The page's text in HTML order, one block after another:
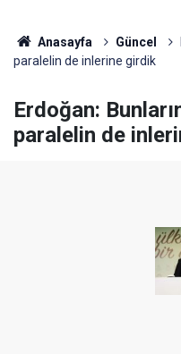
Anasayfa Güncel
paralelin de inlerine girdik
Erdoğan:
paralelin de